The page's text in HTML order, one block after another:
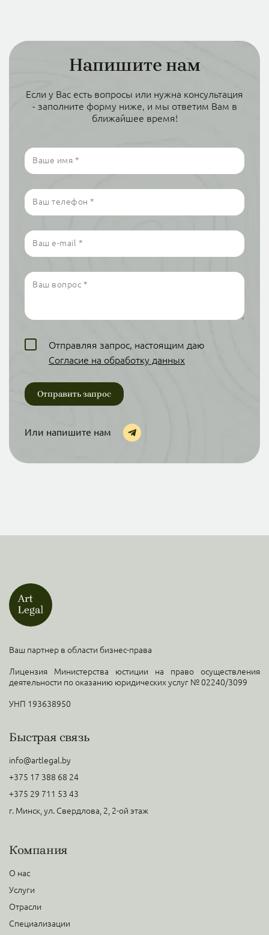
Напишите нам
Если у Вас есть вопросы или нужна консультация
- заполните форму ниже, и мы ответим Вам в
ближайшее время!
Ваше имя *
Ваш телефон *
Ваш e-mail *
Ваш вопрос *
Отправляя запрос, настоящим даю
Согласие на обработку данных
Или напишите нам
Ваш партнер в области бизнес-права
Лицензия Министерства юстиции на право осуществления
деятельности по оказанию юридических услуг № 02240/3099
УНП 193638950
Быстрая связь
info@artlegal.by
+375 17 388 68 24
+375 29 711 53 43
г. Минск, ул. Свердлова, 2, 2-ой этаж
Компания
О нас
Услуги
Отрасли
Специализации